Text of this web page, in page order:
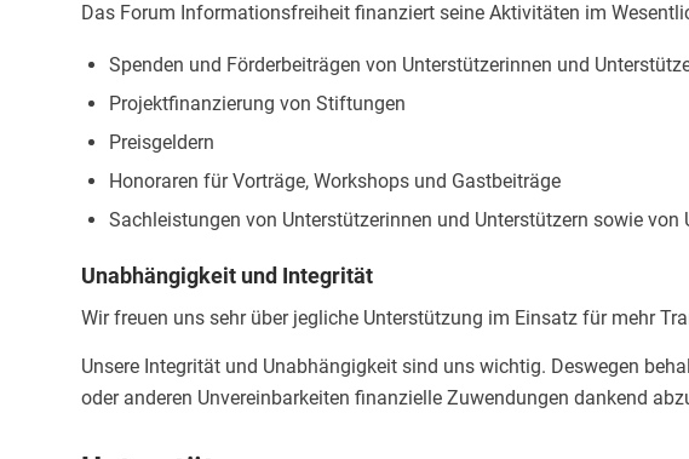
Das Forum Informationsfreiheit finanziert seine Aktivitäten im
Spenden und Förderbeiträgen von Unterstützerinnen und
Projektfinanzierung von Stiftungen
Preisgeldern
Honoraren für Vorträge, Workshops und Gastbeiträge
Sachleistungen von Unterstützerinnen und Unterstützern sowie von
Unabhängigkeit und Integrität
Wir freuen uns sehr über jegliche Unterstützung im Einsatz für mehr
Unsere Integrität und Unabhängigkeit sind uns wichtig. Deswegen
oder anderen Unvereinbarkeiten finanzielle Zuwendungen dankend